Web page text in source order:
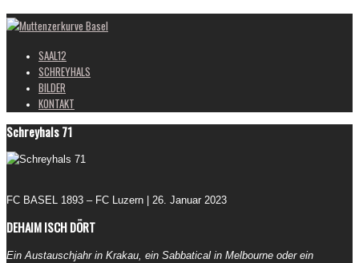
Muttenzerkurve Basel
SAAL12
SCHREYHALS
BILDER
KONTAKT
Schreyhals 71
FC BASEL 1893 – FC Luzern | 26. Januar 2023
DEHAIM ISCH DÖRT
Ein Austauschjahr in Krakau, ein Sabbatical in Melbourne oder ein